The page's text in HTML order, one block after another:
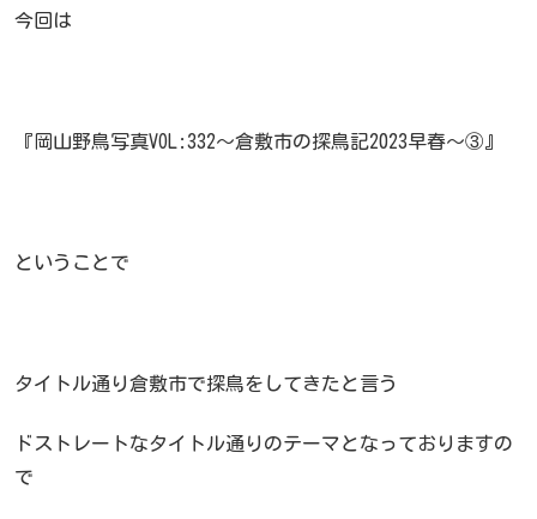
今回は
『岡山野鳥写真VOL:332～倉敷市の探鳥記2023早春～③』
ということで
タイトル通り倉敷市で探鳥をしてきたと言う
ドストレートなタイトル通りのテーマとなっておりますの
で